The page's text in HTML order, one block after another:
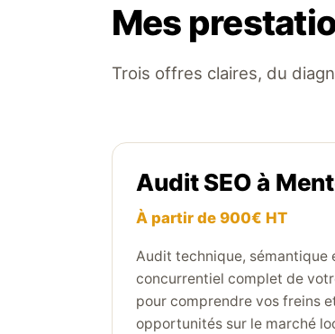
Mes
Trois offres claires, du
Audit SEO à
À partir de 900€ HT
Audit technique, sémantique
concurrentiel complet de
pour comprendre vos freins
opportunités sur le marché